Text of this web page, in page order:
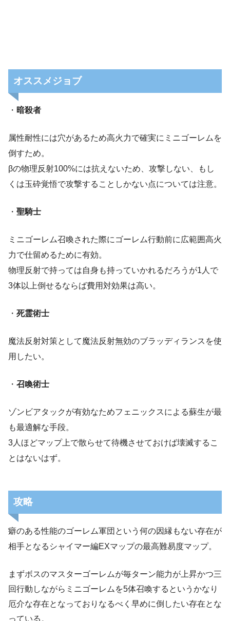
オススメジョブ
・ 暗殺者
属性耐性には穴があるため高火力で確実にミニゴーレムを
倒すため。
βの物理反射100%には抗えないため、攻撃しない、もし
くは玉砕覚悟で攻撃することしかない点については注意。
・ 聖騎士
ミニゴーレム召喚された際にゴーレム行動前に広範囲高火
力で仕留めるために有効。
物理反射で持っては自身も持っていかれるだろうが1人で
3体以上倒せるならば費用対効果は高い。
・ 死霊術士
魔法反射対策として魔法反射無効のブラッディランスを使
用したい。
・ 召喚術士
ゾンビアタックが有効なためフェニックスによる蘇生が最
も最適解な手段。
3人ほどマップ上で散らせて待機させておけば壊滅するこ
とはないはず。
攻略
癖のある性能のゴーレム軍団という何の因縁もない存在が
相手となるシャイマー編EXマップの最高難易度マップ。
まずボスのマスターゴーレムが毎ターン能力が上昇かつ三
回行動しながらミニゴーレムを5体召喚するというかなり
厄介な存在となっておりなるべく早めに倒したい存在とな
っている。